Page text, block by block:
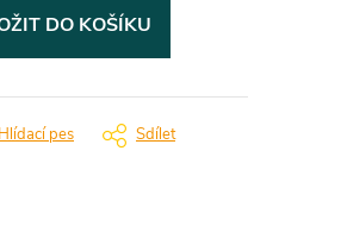
DO KOŠÍKU
Hlídací pes Sdílet